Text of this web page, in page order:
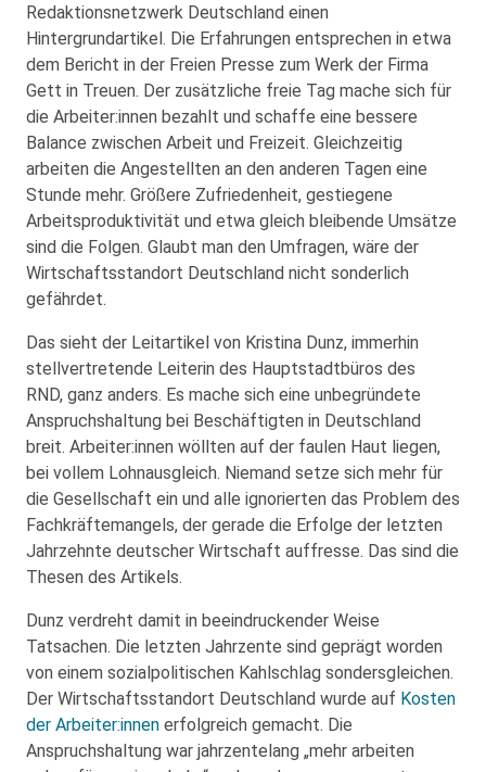
Redaktionsnetzwerk Deutschland einen
Hintergrundartikel. Die Erfahrungen entsprechen in etwa
dem Bericht in der Freien Presse zum Werk der Firma
Gett in Treuen. Der zusätzliche freie Tag mache sich für
die Arbeiter:innen bezahlt und schaffe eine bessere
Balance zwischen Arbeit und Freizeit. Gleichzeitig
arbeiten die Angestellten an den anderen Tagen eine
Stunde mehr. Größere Zufriedenheit, gestiegene
Arbeitsproduktivität und etwa gleich bleibende Umsätze
sind die Folgen. Glaubt man den Umfragen, wäre der
Wirtschaftsstandort Deutschland nicht sonderlich
gefährdet.
Das sieht der Leitartikel von Kristina Dunz, immerhin
stellvertretende Leiterin des Hauptstadtbüros des
RND, ganz anders. Es mache sich eine unbegründete
Anspruchshaltung bei Beschäftigten in Deutschland
breit. Arbeiter:innen wöllten auf der faulen Haut liegen,
bei vollem Lohnausgleich. Niemand setze sich mehr für
die Gesellschaft ein und alle ignorierten das Problem des
Fachkräftemangels, der gerade die Erfolge der letzten
Jahrzehnte deutscher Wirtschaft auffresse. Das sind die
Thesen des Artikels.
Dunz verdreht damit in beeindruckender Weise
Tatsachen. Die letzten Jahrzente sind geprägt worden
von einem sozialpolitischen Kahlschlag sondersgleichen.
Der Wirtschaftsstandort Deutschland wurde auf Kosten
der Arbeiter:innen erfolgreich gemacht. Die
Anspruchshaltung war jahrzentelang „mehr arbeiten